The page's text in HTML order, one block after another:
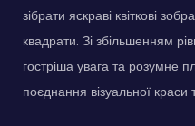
зібрати яскраві квіткові
квадрати. Зі збільшенням
гостріша увага та розумне
поєднання візуальної краси